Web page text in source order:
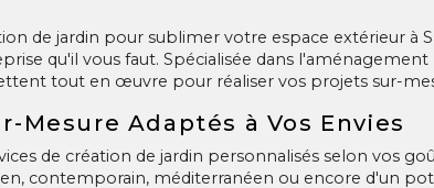
de jardin pour sublimer votre espace extérieur à
qu'il vous faut. Spécialisée dans l'aménagement
tout en œuvre pour réaliser vos projets sur-
Mesure Adaptés à Vos Envies
de création de jardin personnalisés selon vos
contemporain, méditerranéen ou encore d'un